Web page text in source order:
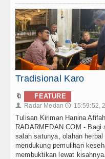
Tradisional Karo
🔖 FEATURE
👤 Radar Medan 🕔 15:59:52,
Tulisan Kiriman Hanina
RADARMEDAN.COM -
salah satunya, olahan
mendukung pemulihan
membuktikan lewat